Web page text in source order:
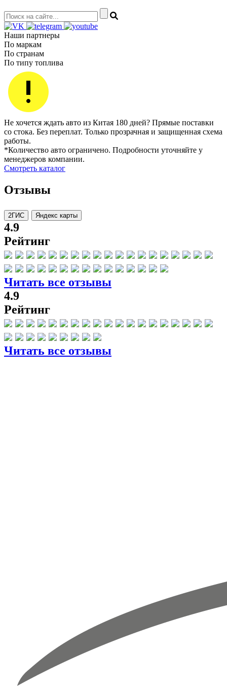
Наши партнеры
По маркам
По странам
По типу топлива
Не хочется ждать авто из Китая 180 дней? Прямые поставки
со стока. Без переплат. Только прозрачная и защищенная схема
работы.
*Количество авто ограничено. Подробности уточняйте у
менеджеров компании.
Смотреть каталог
Отзывы
2ГИС Яндекс карты
4.9
Рейтинг
Читать все отзывы
4.9
Рейтинг
Читать все отзывы